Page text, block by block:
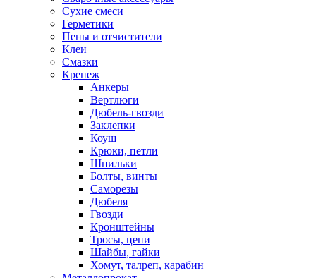
Сухие смеси
Герметики
Пены и отчистители
Клеи
Смазки
Крепеж
Анкеры
Вертлюги
Дюбель-гвозди
Заклепки
Коуш
Крюки, петли
Шпильки
Болты, винты
Саморезы
Дюбеля
Гвозди
Кронштейны
Тросы, цепи
Шайбы, гайки
Хомут, талреп, карабин